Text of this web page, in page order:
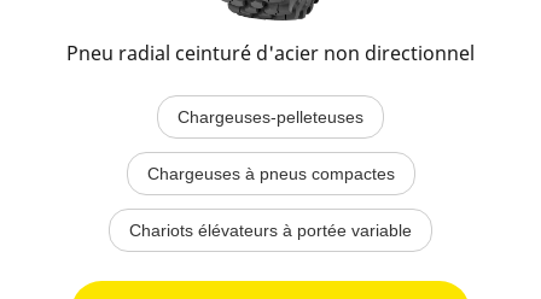
Pneu radial ceinturé d'acier non directionnel
Chargeuses-pelleteuses
Chargeuses à pneus compactes
Chariots élévateurs à portée variable